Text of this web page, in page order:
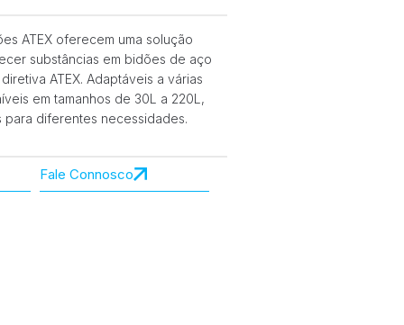
ATEX oferecem uma solução
substâncias em bidões de aço
ATEX. Adaptáveis a várias
em tamanhos de 30L a 220L,
para diferentes necessidades.
Fale Connosco